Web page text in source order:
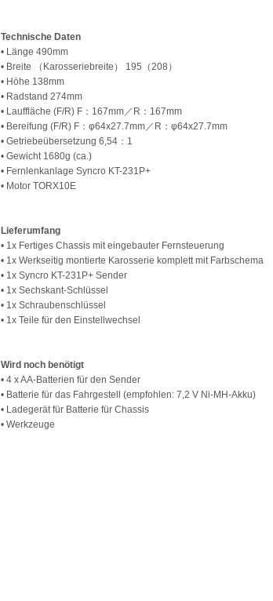
Technische Daten
• Länge 490mm
• Breite （Karosseriebreite） 195（208）
• Höhe 138mm
• Radstand 274mm
• Lauffläche (F/R) F：167mm／R：167mm
• Bereifung (F/R) F：φ64x27.7mm／R：φ64x27.7mm
• Getriebeübersetzung 6,54：1
• Gewicht 1680g (ca.)
• Fernlenkanlage Syncro KT-231P+
• Motor TORX10E
Lieferumfang
• 1x Fertiges Chassis mit eingebauter Fernsteuerung
• 1x Werkseitig montierte Karosserie komplett mit Farbschema
• 1x Syncro KT-231P+ Sender
• 1x Sechskant-Schlüssel
• 1x Schraubenschlüssel
• 1x Teile für den Einstellwechsel
Wird noch benötigt
• 4 x AA-Batterien für den Sender
• Batterie für das Fahrgestell (empfohlen: 7,2 V Ni-MH-Akku)
• Ladegerät für Batterie für Chassis
• Werkzeuge